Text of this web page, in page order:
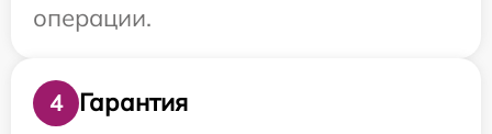
операции.
4
Гарантия